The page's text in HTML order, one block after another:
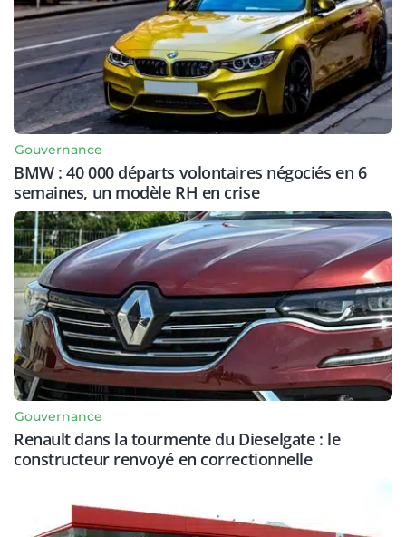
Gouvernance
BMW : 40 000 départs volontaires négociés en 6
semaines, un modèle RH en crise
Gouvernance
Renault dans la tourmente du Dieselgate : le
constructeur renvoyé en correctionnelle